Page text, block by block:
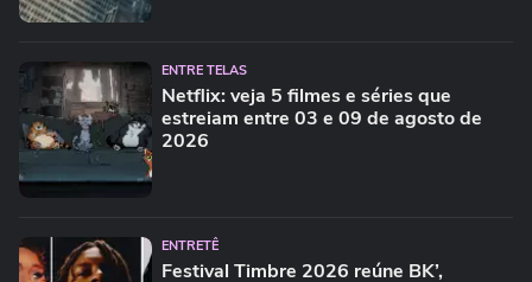
ENTRE TELAS
Netflix: veja 5 filmes e séries que
estreiam entre 03 e 09 de agosto de
2026
ENTRETÊ
Festival Timbre 2026 reúne BK’,